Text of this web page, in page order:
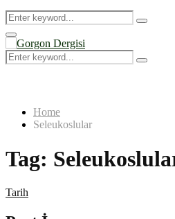
Search
for:
Search
Primary
Menu
Search
for:
Search
Home
Seleukoslular
Tag:
Tarih